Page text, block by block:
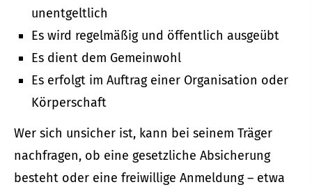
unentgeltlich
Es wird regelmäßig und öffentlich ausgeübt
Es dient dem Gemeinwohl
Es erfolgt im Auftrag einer Organisation oder
Körperschaft
Wer sich unsicher ist, kann bei seinem Träger
nachfragen, ob eine gesetzliche Absicherung
besteht oder eine freiwillige Anmeldung – etwa